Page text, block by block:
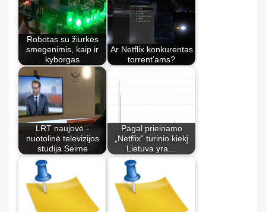
Robotas su žiurkės
smegenimis, kaip ir
kyborgas
Ar Netflix konkurentas
torrent’ams?
LRT naujovė -
nuotolinė televizijos
studija Seime
Pagal prieinamo
„Netflix“ turinio kiekį
Lietuva yra…